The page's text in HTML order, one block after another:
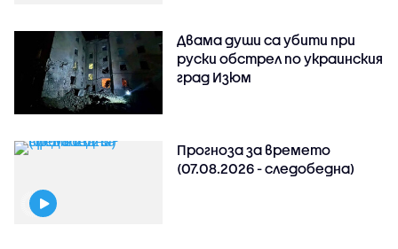
Двама души са убити при
руски обстрeл по украинския
град Изюм
Прогноза за времето
(07.08.2026 - следобедна)